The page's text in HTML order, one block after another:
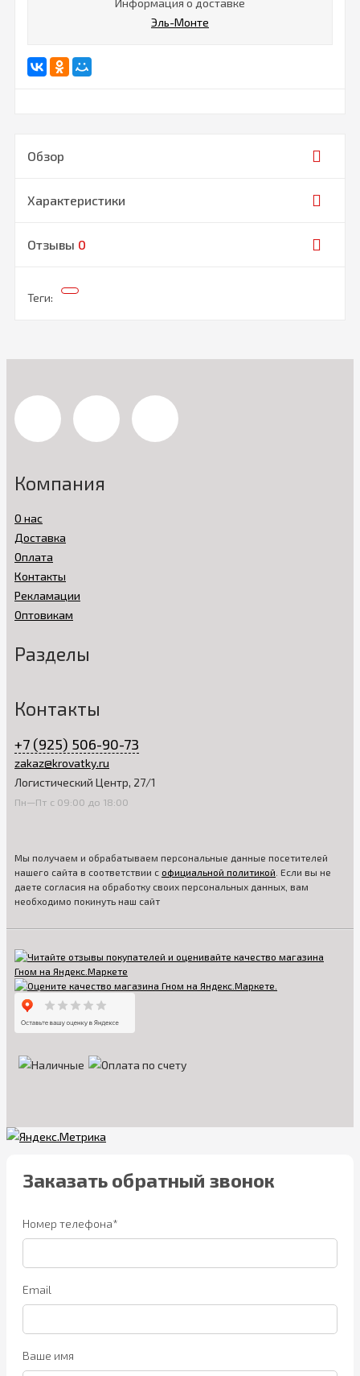
Информация о доставке
Эль-Монте
Обзор
Характеристики
Отзывы 0
Теги:
Компания
О нас
Доставка
Оплата
Контакты
Рекламации
Оптовикам
Разделы
Контакты
+7 (925) 506-90-73
zakaz@krovatky.ru
Логистический Центр, 27/1
Пн—Пт с 09:00 до 18:00
Мы получаем и обрабатываем персональные данные посетителей
нашего сайта в соответствии с официальной политикой . Если вы не
даете согласия на обработку своих персональных данных, вам
необходимо покинуть наш сайт
Заказать обратный звонок
Номер телефона*
Email
Ваше имя